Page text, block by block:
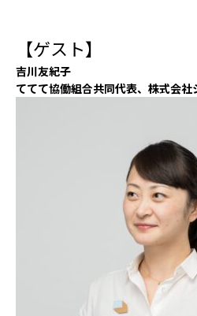
【ゲスト】
吉川友紀子
ててて協働組合共同代表、株式会